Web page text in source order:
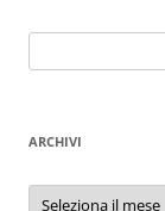
per:
ARCHIVI
Archivi